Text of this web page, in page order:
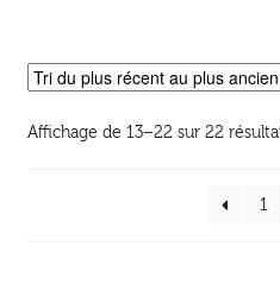
Affichage de 13–22 sur 22
1